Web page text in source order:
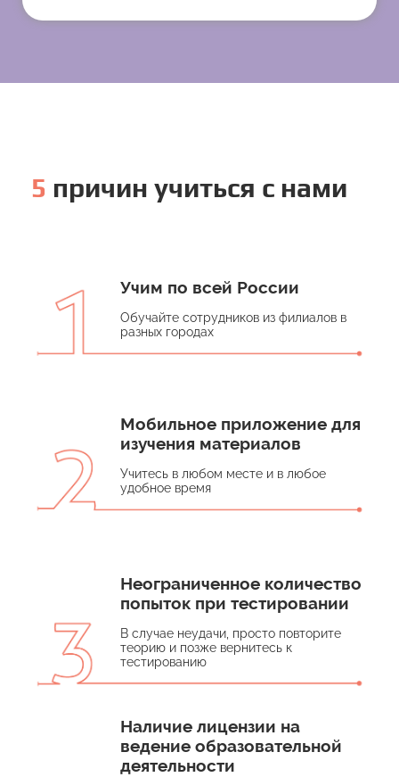
5 причин учиться с нами
Учим по всей России
Обучайте сотрудников из филиалов в
разных городах
Мобильное приложение для
изучения материалов
Учитесь в любом месте и в любое
удобное время
Неограниченное количество
попыток при тестировании
В случае неудачи, просто повторите
теорию и позже вернитесь к
тестированию
Наличие лицензии на
ведение образовательной
деятельности